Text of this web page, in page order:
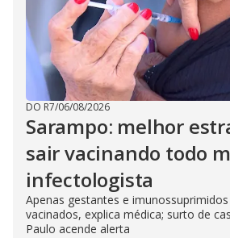
DO R7/06/08/2026
Sarampo: melhor
sair vacinando todo
infectologista
Apenas gestantes e
vacinados, explica médica; surto de
Paulo acende alerta